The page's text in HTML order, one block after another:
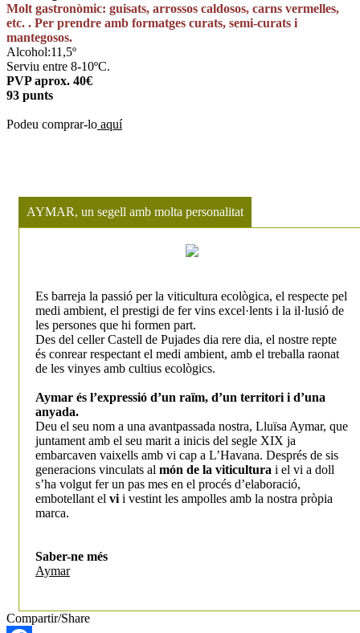
Molt gastronòmic: guisats, arrossos caldosos, carns vermelles,
etc. . Per prendre amb formatges curats, semi-curats i
mantegosos.
Alcohol:11,5º
Serviu entre 8-10ºC.
PVP aprox. 40€
93 punts
Podeu comprar-lo aquí
AYMAR, un segell amb molta personalitat
Es barreja la passió per la viticultura ecològica, el respecte pel
medi ambient, el prestigi de fer vins excel·lents i la il·lusió de
les persones que hi formen part.
Des del celler Castell de Pujades dia rere dia, el nostre repte
és conrear respectant el medi ambient, amb el treballa raonat
de les vinyes amb cultius ecològics.
Aymar és l’expressió d’un raïm, d’un territori i d’una
anyada.
Deu el seu nom a una avantpassada nostra, Lluïsa Aymar, que
juntament amb el seu marit a inicis del segle XIX ja
embarcaven vaixells amb vi cap a L’Havana. Després de sis
generacions vinculats al món de la viticultura i el vi a doll
s’ha volgut fer un pas mes en el procés d’elaboració,
embotellant el vii vestint les ampolles amb la nostra pròpia
marca.
Saber-ne més
Aymar
Compartir/Share